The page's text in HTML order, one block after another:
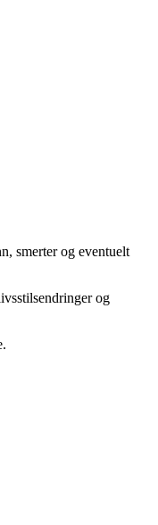
smerter og eventuelt
og